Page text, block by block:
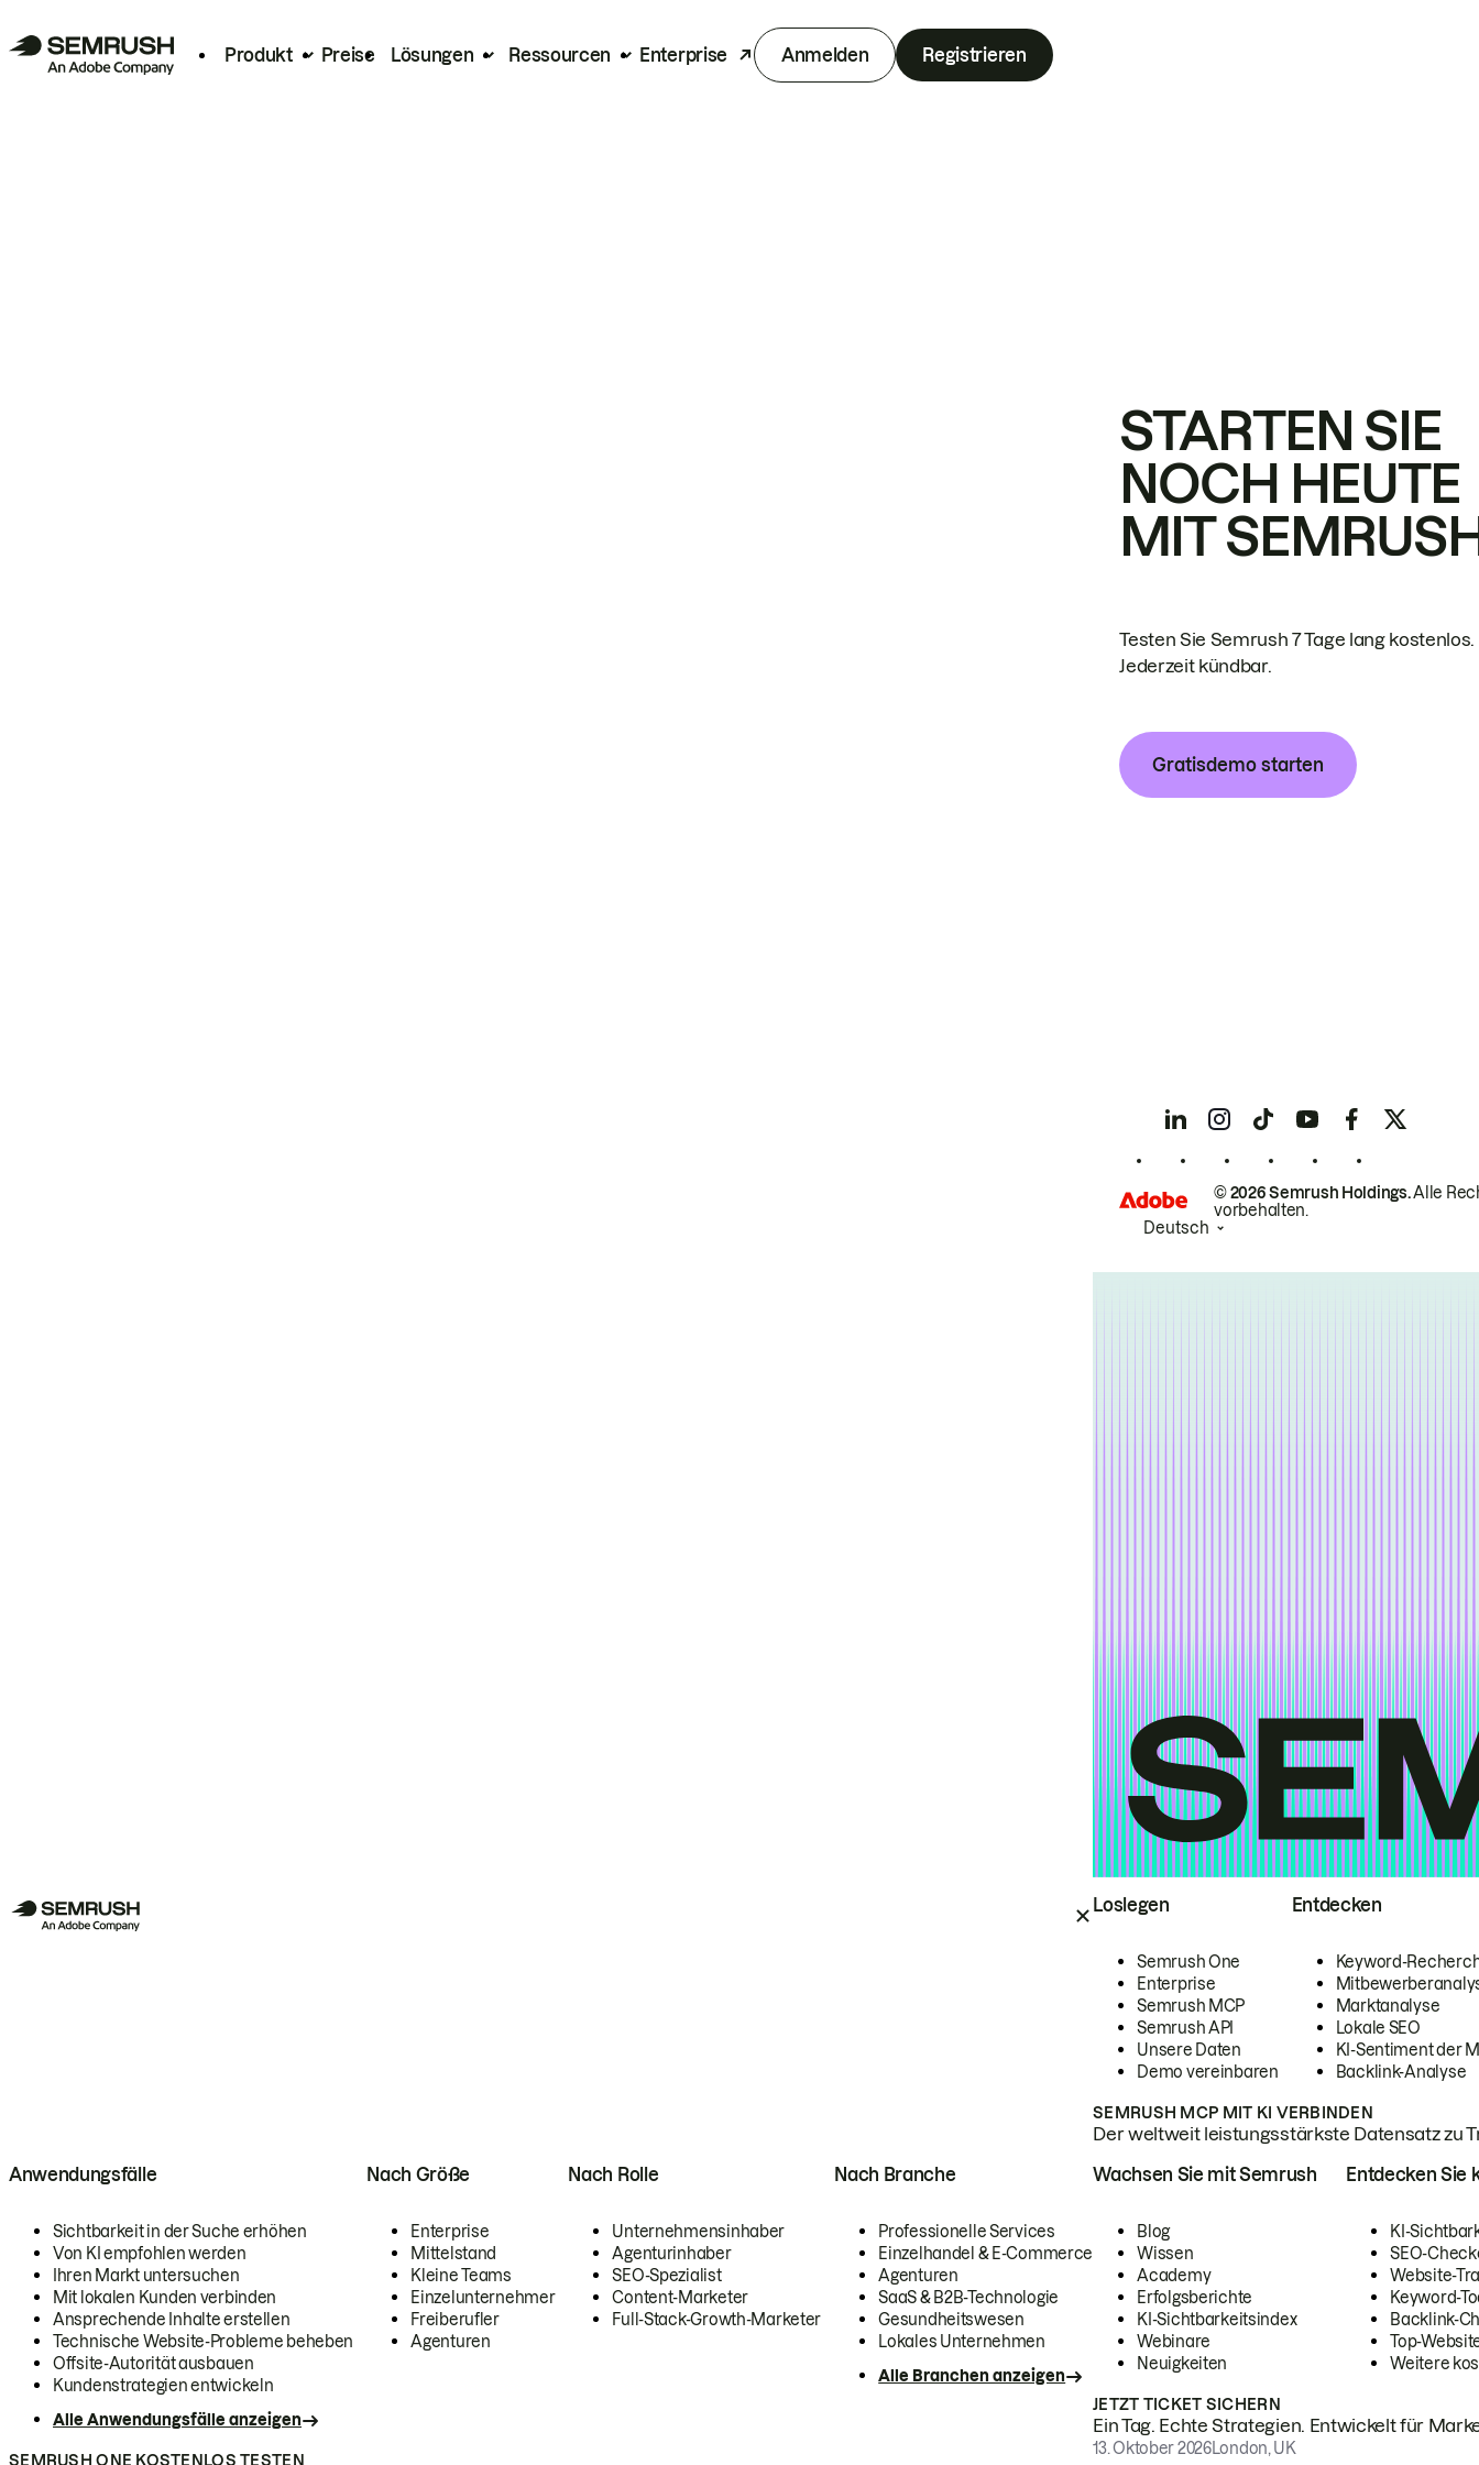
Produkt Preise Lösungen Ressourcen Enterprise Anmelden Registrieren
Loslegen
Semrush One
Enterprise
Semrush MCP
Semrush API
Unsere Daten
Demo vereinbaren
Entdecken
Keyword-
Marktanalyse
Lokale SEO
KI-Sentiment der
Backlink-Analyse
SEMRUSH MCP MIT KI VERBINDEN
Der weltweit leistungsstärkste Datensatz zu
Anwendungsfälle
Sichtbarkeit in der Suche erhöhen
Von KI empfohlen werden
Ihren Markt untersuchen
Mit lokalen Kunden verbinden
Ansprechende Inhalte erstellen
Technische Website-Probleme beheben
Offsite-Autorität ausbauen
Kundenstrategien entwickeln
Alle Anwendungsfälle anzeigen
Nach Größe
Enterprise
Mittelstand
Kleine Teams
Einzelunternehmer
Freiberufler
Agenturen
Nach Rolle
Unternehmensinhaber
Agenturinhaber
SEO-Spezialist
Content-Marketer
Full-Stack-Growth-Marketer
Nach Branche
Professionelle Services
Einzelhandel & E-Commerce
Agenturen
SaaS & B2B-Technologie
Gesundheitswesen
Lokales Unternehmen
Alle Branchen anzeigen
SEMRUSH ONE KOSTENLOS TESTEN
Wachsen Sie mit Semrush
Blog
Wissen
Academy
Erfolgsberichte
KI-Sichtbarkeitsindex
Webinare
Neuigkeiten
Entdecken Sie
KI-
SEO-
Website-
Keyword-
Backlink-
Top-
Weitere
JETZT TICKET SICHERN
Ein Tag. Echte Strategien. Entwickelt für
13. Oktober 2026London, UK
STARTEN SIE
NOCH HEUTE
MIT
Testen Sie Semrush 7 Tage lang kostenlos.
Jederzeit kündbar.
Gratisdemo starten
© 2026 Semrush Holdings.Alle
vorbehalten.
Deutsch